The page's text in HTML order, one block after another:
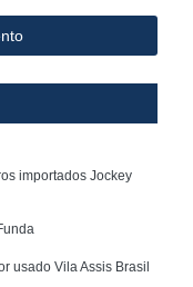
importados Jockey
usado Vila Assis Brasil